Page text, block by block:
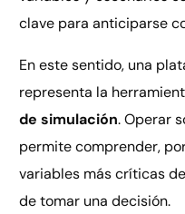
clave para anticiparse
En este sentido, una
representa la
de simulación. Operar
permite comprender,
variables más críticas
de tomar una decisión.